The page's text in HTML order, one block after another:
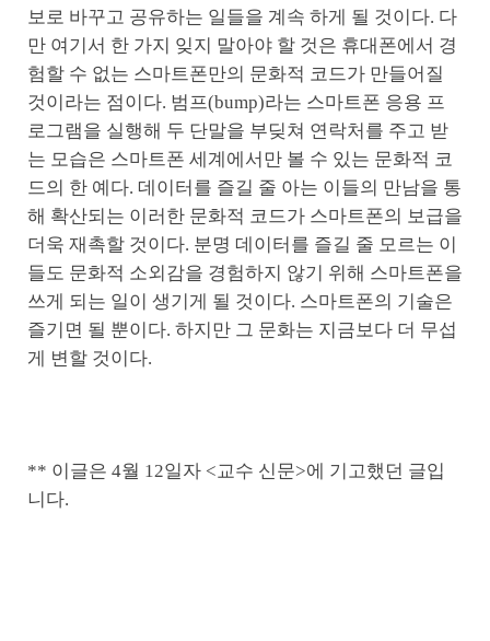
보로 바꾸고 공유하는 일들을 계속 하게 될 것이다. 다
만 여기서 한 가지 잊지 말아야 할 것은 휴대폰에서 경
험할 수 없는 스마트폰만의 문화적 코드가 만들어질
것이라는 점이다. 범프(bump)라는 스마트폰 응용 프
로그램을 실행해 두 단말을 부딪쳐 연락처를 주고 받
는 모습은 스마트폰 세계에서만 볼 수 있는 문화적 코
드의 한 예다. 데이터를 즐길 줄 아는 이들의 만남을 통
해 확산되는 이러한 문화적 코드가 스마트폰의 보급을
더욱 재촉할 것이다. 분명 데이터를 즐길 줄 모르는 이
들도 문화적 소외감을 경험하지 않기 위해 스마트폰을
쓰게 되는 일이 생기게 될 것이다. 스마트폰의 기술은
즐기면 될 뿐이다. 하지만 그 문화는 지금보다 더 무섭
게 변할 것이다.
** 이글은 4월 12일자 <교수 신문>에 기고했던 글입
니다.